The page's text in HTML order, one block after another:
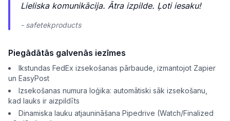
Lieliska komunikācija. Ātra izpilde. Ļoti iesaku!
- safetekproducts
Piegādātās galvenās iezīmes
Ikstundas FedEx izsekošanas pārbaude, izmantojot Zapier
un EasyPost
Izsekošanas numura loģika: automātiski sāk izsekošanu,
kad lauks ir aizpildīts
Dinamiska lauku atjaunināšana Pipedrive (Watch/Finalized